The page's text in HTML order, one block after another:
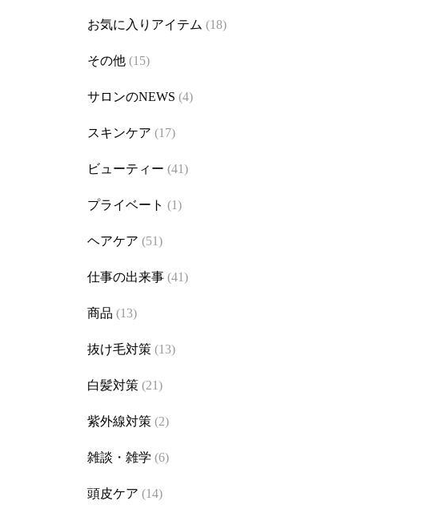
お気に入りアイテム (18)
その他 (15)
サロンのNEWS (4)
スキンケア (17)
ビューティー (41)
プライベート (1)
ヘアケア (51)
仕事の出来事 (41)
商品 (13)
抜け毛対策 (13)
白髪対策 (21)
紫外線対策 (2)
雑談・雑学 (6)
頭皮ケア (14)